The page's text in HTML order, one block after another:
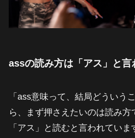
assの読み方は「アス」と言
「ass意味って、結局どういう
ら、まず押さえたいのは読み方
「アス」と読むと言われてい